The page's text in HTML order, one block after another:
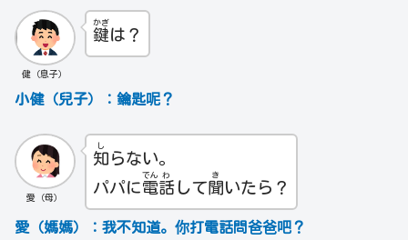
健（息子）
鍵
かぎ
は？
小健（兒子）：鑰匙呢？
愛（母）
知
し
らない。
パパに電
でん
話
わ
して聞
き
いたら？
愛（媽媽）：我不知道。你打電話問爸爸吧？